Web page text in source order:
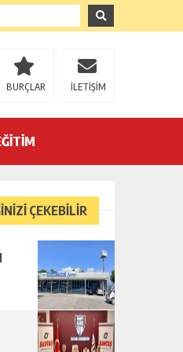
BURÇLAR İLETİŞİM
ÇEKEBİLİR